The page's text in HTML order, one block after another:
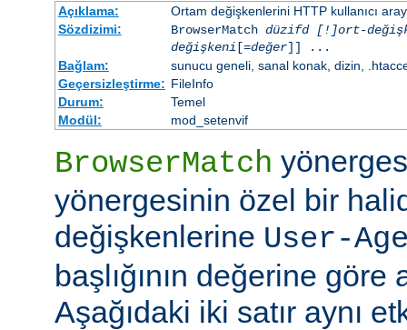
Açıklama:
Ortam değişkenlerini HTTP kullanıcı
Sözdizimi:
BrowserMatch düzifd [!]ort-
değişkeni [=değer]] ...
Bağlam:
sunucu geneli, sanal konak, dizin,
Geçersizleştirme: FileInfo
Durum:
Temel
Modül:
mod_setenvif
BrowserMatch
yönergesinin özel bir
değişkenlerine User-
başlığının değerine göre
Aşağıdaki iki satır aynı